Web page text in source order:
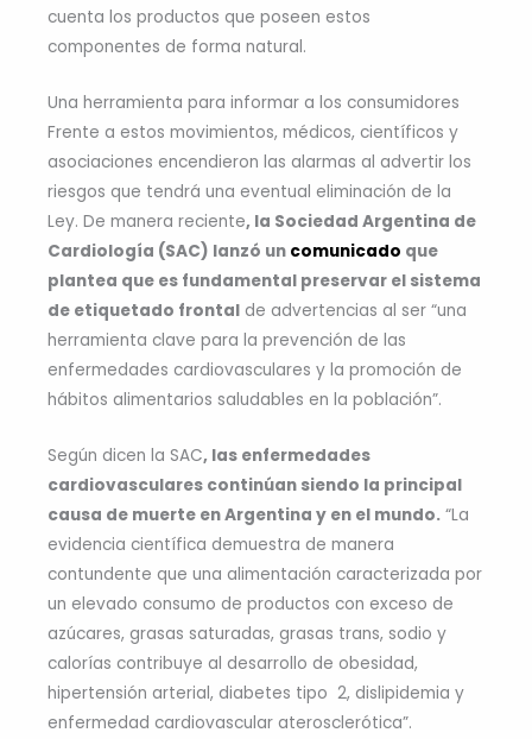
cuenta los productos que poseen estos
componentes de forma natural.
Una herramienta para informar a los consumidores
Frente a estos movimientos, médicos, científicos y
asociaciones encendieron las alarmas al advertir los
riesgos que tendrá una eventual eliminación de la
Ley. De manera reciente, la Sociedad Argentina de
Cardiología (SAC) lanzó un comunicado que
plantea que es fundamental preservar el sistema
de etiquetado frontal de advertencias al ser “una
herramienta clave para la prevención de las
enfermedades cardiovasculares y la promoción de
hábitos alimentarios saludables en la población”.
Según dicen la SAC, las enfermedades
cardiovasculares continúan siendo la principal
causa de muerte en Argentina y en el mundo. “La
evidencia científica demuestra de manera
contundente que una alimentación caracterizada por
un elevado consumo de productos con exceso de
azúcares, grasas saturadas, grasas trans, sodio y
calorías contribuye al desarrollo de obesidad,
hipertensión arterial, diabetes tipo 2, dislipidemia y
enfermedad cardiovascular aterosclerótica”.